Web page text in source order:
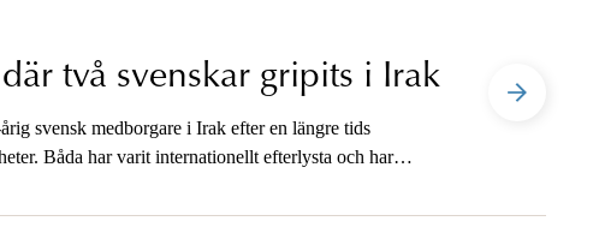
två svenskar gripits i Irak
svensk medborgare i Irak efter en längre tids
Båda har varit internationellt efterlysta och har